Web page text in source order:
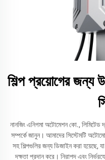
শিল্প প্রয়োগের জন্য
নানজিং এনিগমা অটোমেশন কো., লিমিটেড
সম্পর্কে জানুন। আমাদের সিস্টেমটি
সহ শিল্পগুলির জন্য ডিজাইন করা হয়েছে,
দক্ষতা প্রদান করে। নিরাপদ এবং